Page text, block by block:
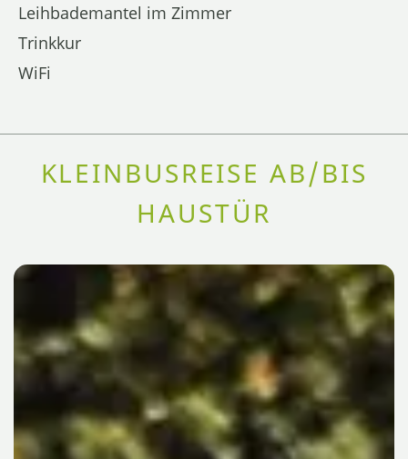
Leihbademantel im Zimmer
Trinkkur
WiFi
KLEINBUSREISE AB/BIS
HAUSTÜR